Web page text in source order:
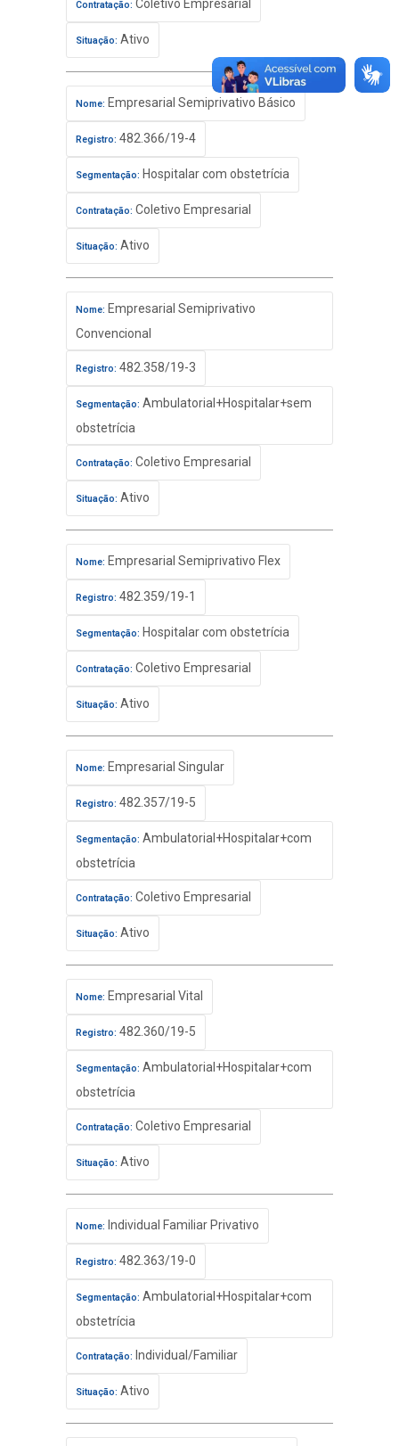
Contratação: Coletivo Empresarial
Situação: Ativo
Nome: Empresarial Semiprivativo Básico
Registro: 482.366/19-4
Segmentação: Hospitalar com obstetrícia
Contratação: Coletivo Empresarial
Situação: Ativo
Nome: Empresarial Semiprivativo
Convencional
Registro: 482.358/19-3
Segmentação: Ambulatorial+Hospitalar+sem
obstetrícia
Contratação: Coletivo Empresarial
Situação: Ativo
Nome: Empresarial Semiprivativo Flex
Registro: 482.359/19-1
Segmentação: Hospitalar com obstetrícia
Contratação: Coletivo Empresarial
Situação: Ativo
Nome: Empresarial Singular
Registro: 482.357/19-5
Segmentação: Ambulatorial+Hospitalar+com
obstetrícia
Contratação: Coletivo Empresarial
Situação: Ativo
Nome: Empresarial Vital
Registro: 482.360/19-5
Segmentação: Ambulatorial+Hospitalar+com
obstetrícia
Contratação: Coletivo Empresarial
Situação: Ativo
Nome: Individual Familiar Privativo
Registro: 482.363/19-0
Segmentação: Ambulatorial+Hospitalar+com
obstetrícia
Contratação: Individual/Familiar
Situação: Ativo